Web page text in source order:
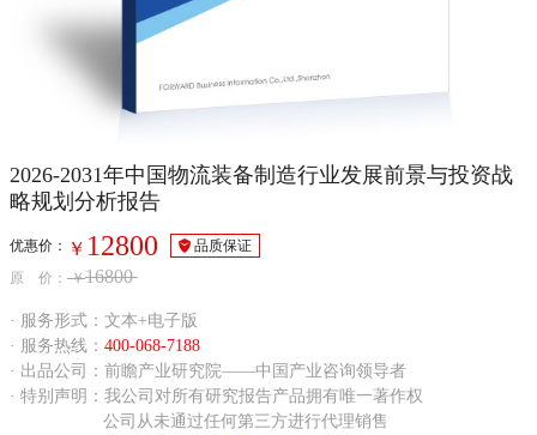
2026-2031年中国物流装备制造行业发展前景与投资战
略规划分析报告
优惠价： ￥ 12800
品质保证
原 价： ￥16800
· 服务形式：文本+电子版
· 服务热线： 400-068-7188
· 出品公司：前瞻产业研究院——中国产业咨询领导者
· 特别声明：我公司对所有研究报告产品拥有唯一著作权
公司从未通过任何第三方进行代理销售